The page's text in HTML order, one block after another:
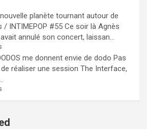
planète tournant autour de
/ INTIMEPOP #55 Ce soir là Agnès
avait annulé son concert, laissan...
me donnent envie de dodo Pas
réaliser une session The Interface,